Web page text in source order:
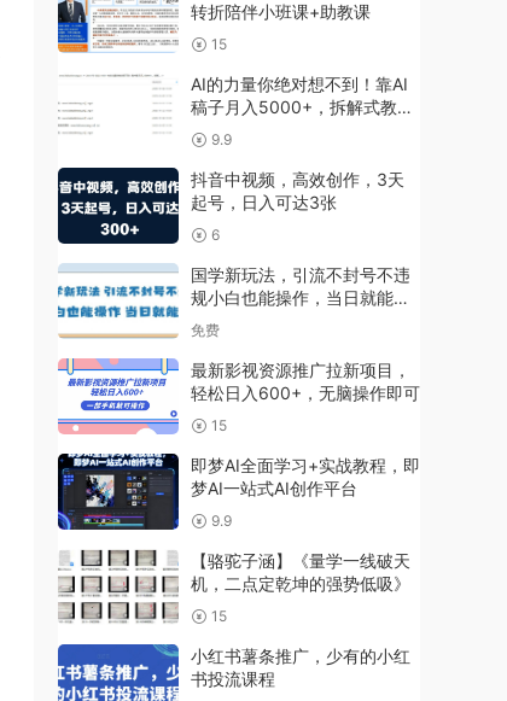
转折陪伴小班课+助教课
15
AI的力量你绝对想不到！靠AI
稿子月入5000+，拆解式教学
小白也玩转自如
9.9
抖音中视频，高效创作，3天
起号，日入可达3张
6
国学新玩法，引流不封号不违
规小白也能操作，当日就能变
现
免费
最新影视资源推广拉新项目，
轻松日入600+，无脑操作即可
15
即梦AI全面学习+实战教程，即
梦AI一站式AI创作平台
9.9
【骆驼子涵】《量学一线破天
机，二点定乾坤的强势低吸》
15
小红书薯条推广，少有的小红
书投流课程